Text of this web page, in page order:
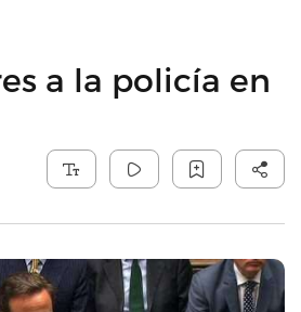
a la policía en